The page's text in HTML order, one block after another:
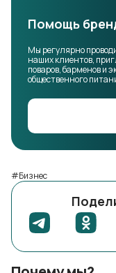
Помощь
Мы регулярно
наших клиентов,
поваров, барменов и
общественного
#Бизнес